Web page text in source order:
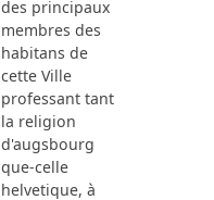
des principaux
membres des
habitans de
cette Ville
professant tant
la religion
d'augsbourg
que-celle
helvetique, à